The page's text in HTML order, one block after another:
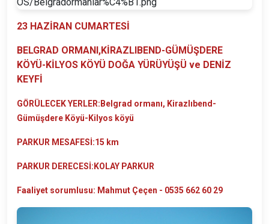
23 HAZİRAN CUMARTESİ
BELGRAD ORMANI,KİRAZLIBEND-GÜMÜŞDERE
KÖYÜ-KİLYOS KÖYÜ DOĞA YÜRÜYÜŞÜ ve DENİZ
KEYFİ​
GÖRÜLECEK YERLER:Belgrad ormanı, Kirazlıbend-
Gümüşdere Köyü-Kilyos köyü
PARKUR MESAFESİ:15 km
PARKUR DERECESİ:KOLAY PARKUR
Faaliyet sorumlusu: Mahmut Çeçen - 0535 662 60 29